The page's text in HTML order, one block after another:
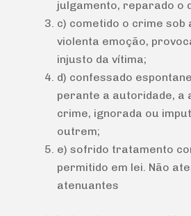
julgamento, reparado o
c) cometido o crime sob
violenta emoção,
injusto da vítima;
d) confessado
perante a autoridade, a
crime, ignorada ou
outrem;
e) sofrido tratamento
permitido em lei. Não
atenuantes